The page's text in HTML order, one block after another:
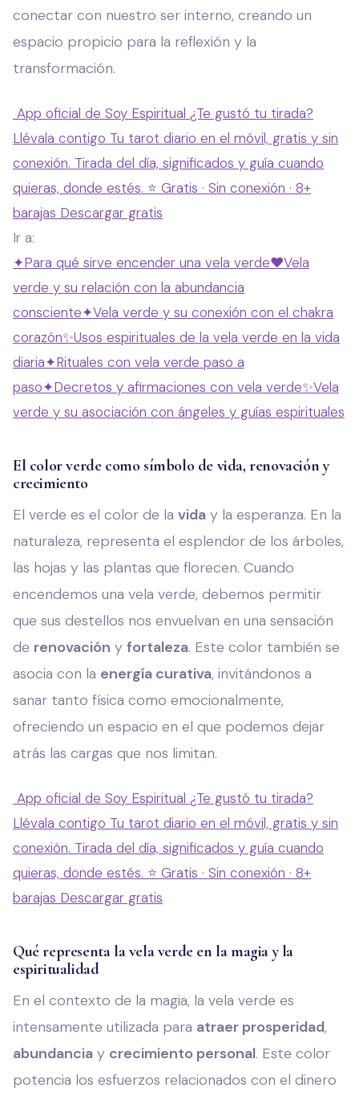
conectar con nuestro ser interno, creando un
espacio propicio para la reflexión y la
transformación.
App oficial de Soy Espiritual ¿Te gustó tu tirada?
Llévala contigo Tu tarot diario en el móvil, gratis y sin
conexión. Tirada del día, significados y guía cuando
quieras, donde estés. ⭐ Gratis · Sin conexión · 8+
barajas Descargar gratis
Ir a:
✦Para qué sirve encender una vela verde❤️Vela
verde y su relación con la abundancia
consciente✦Vela verde y su conexión con el chakra
corazón✨Usos espirituales de la vela verde en la vida
diaria✦Rituales con vela verde paso a
paso✦Decretos y afirmaciones con vela verde✨Vela
verde y su asociación con ángeles y guías espirituales
El color verde como símbolo de vida, renovación y
crecimiento
El verde es el color de la vida y la esperanza. En la
naturaleza, representa el esplendor de los árboles,
las hojas y las plantas que florecen. Cuando
encendemos una vela verde, debemos permitir
que sus destellos nos envuelvan en una sensación
de renovación y fortaleza. Este color también se
asocia con la energía curativa, invitándonos a
sanar tanto física como emocionalmente,
ofreciendo un espacio en el que podemos dejar
atrás las cargas que nos limitan.
App oficial de Soy Espiritual ¿Te gustó tu tirada?
Llévala contigo Tu tarot diario en el móvil, gratis y sin
conexión. Tirada del día, significados y guía cuando
quieras, donde estés. ⭐ Gratis · Sin conexión · 8+
barajas Descargar gratis
Qué representa la vela verde en la magia y la
espiritualidad
En el contexto de la magia, la vela verde es
intensamente utilizada para atraer prosperidad,
abundancia y crecimiento personal. Este color
potencia los esfuerzos relacionados con el dinero